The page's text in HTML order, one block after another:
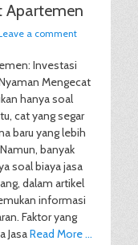
Apartemen
a comment
Investasi
Mengecat
hanya soal
cat yang segar
baru yang lebih
banyak
soal biaya jasa
dalam artikel
informasi
Faktor yang
JasaRead More …